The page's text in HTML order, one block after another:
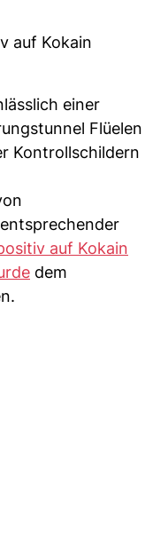
auf Kokain
einer
Flüelen
Kontrollschildern
auf Kokain
dem